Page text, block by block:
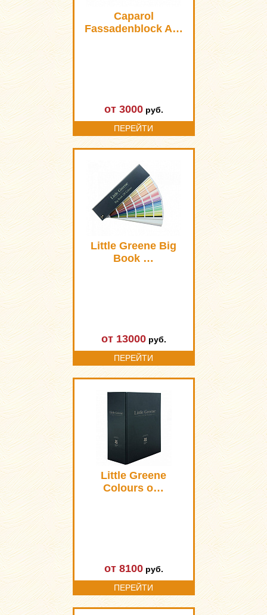
Caparol
Fassadenblock A…
от 3000руб.
ПЕРЕЙТИ
Little Greene Big
Book …
от 13000руб.
ПЕРЕЙТИ
Little Greene
Colours o…
от 8100руб.
ПЕРЕЙТИ